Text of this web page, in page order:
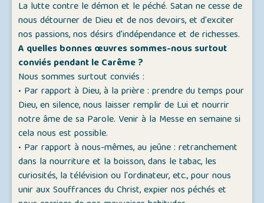
La lutte contre le démon et le péché. Satan ne cesse de
nous détourner de Dieu et de nos devoirs, et d'exciter
nos passions, nos désirs d'indépendance et de richesses.
A quelles bonnes œuvres sommes-nous surtout
conviés pendant le Carême ?
Nous sommes surtout conviés :
• Par rapport à Dieu, à la prière : prendre du temps pour
Dieu, en silence, nous laisser remplir de Lui et nourrir
notre âme de sa Parole. Venir à la Messe en semaine si
cela nous est possible.
• Par rapport à nous-mêmes, au jeûne : retranchement
dans la nourriture et la boisson, dans le tabac, les
curiosités, la télévision ou l'ordinateur, etc., pour nous
unir aux Souffrances du Christ, expier nos péchés et